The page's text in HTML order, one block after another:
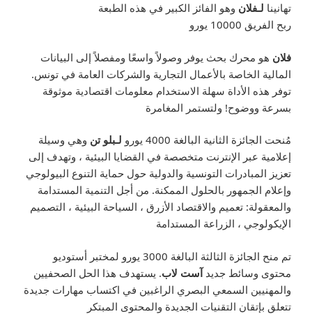
تهانينا لـفلان وهو الفائز الكبير في هذه الطبعة
ربح الفريق 10000 يورو
فلان هو محرك بحث يوفر وصولاً واسعًا ومفصلاً إلى البيانات
المالية الخاصة بالأعمال التجارية والشركات العامة في تونس.
توفر هذه الأداة سهلة الاستخدام معلومات اقتصادية موثوقة
بسرعة ووضوح! ولتستمر المغامرة
مُنحت الجائزة الثانية البالغة 4000 يورو لـبلو تن وهي وسيلة
إعلامية عبر الإنترنت متخصصة في القضايا البيئية ، وتهدف إلى
تعزيز المبادرات التونسية والدولية حول حماية التنوع البيولوجي
وإعلام الجمهور بالحلول الممكنة. من أجل التنمية المستدامة
والمعقولة: تعميم والاقتصاد الأزرق ، السياحة البيئية ، التصميم
الإيكولوجي ، الزراعة المستدامة
تم منح الجائزة الثالثة البالغة 3000 يورو لمختبر أستوديو
محتوى وسائط جديدآست لاب. يستهدف هذا الحل الصحفيين
والمهنيين السمعي البصري الراغبين في اكتساب مهارات جديدة
تتعلق بإتقان التقنيات الجديدة والمحتوى المبتكر